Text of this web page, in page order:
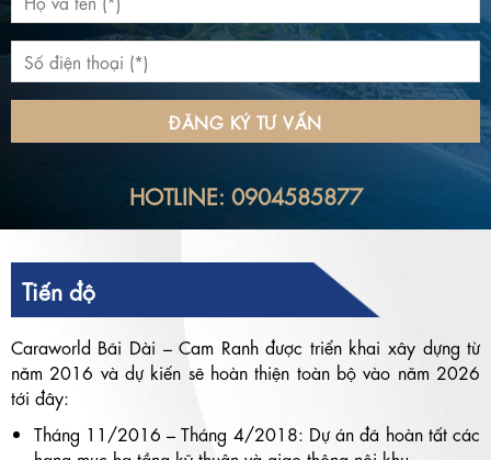
HOTLINE: 0904585877
Tiến độ
Caraworld Bãi Dài – Cam Ranh được triển khai xây dựng từ
năm 2016 và dự kiến sẽ hoàn thiện toàn bộ vào năm 2026
tới đây:
Tháng 11/2016 – Tháng 4/2018: Dự án đã hoàn tất các